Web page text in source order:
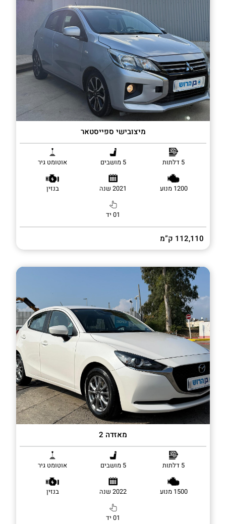
מיצובישי ספייסטאר
5 דלתות 5 מושבים אוטומט גיר
1200 מנוע 2021 שנה בנזין
01 יד
112,110 ק”מ
מאזדה 2
5 דלתות 5 מושבים אוטומט גיר
1500 מנוע 2022 שנה בנזין
01 יד